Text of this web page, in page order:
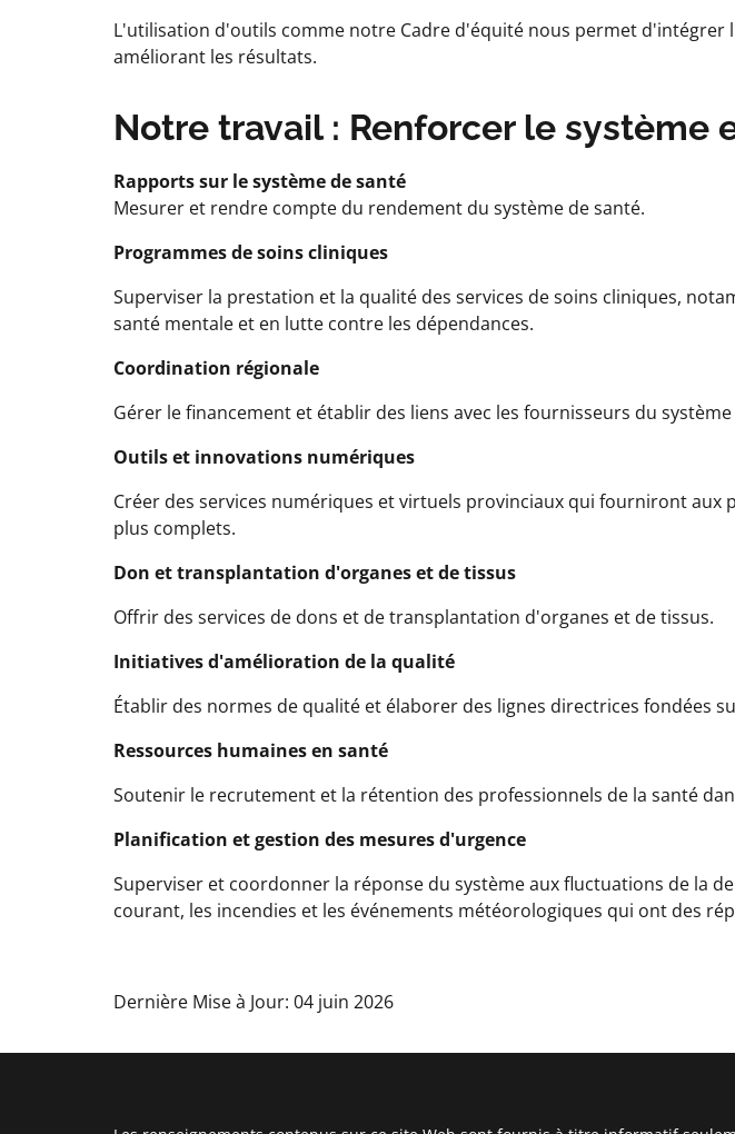
L'utilisation d'outils comme notre Cadre d'équité nous permet
améliorant les résultats.
Notre travail : Renforcer le système
Rapports sur le système de santé
Mesurer et rendre compte du rendement du système de santé.
Programmes de soins cliniques
Superviser la prestation et la qualité des services de soins cliniques,
santé mentale et en lutte contre les dépendances.
Coordination régionale
Gérer le financement et établir des liens avec les fournisseurs du
Outils et innovations numériques
Créer des services numériques et virtuels provinciaux qui fourniront
plus complets.
Don et transplantation d'organes et de tissus
Offrir des services de dons et de transplantation d'organes et de tissus.
Initiatives d'amélioration de la qualité
Établir des normes de qualité et élaborer des lignes directrices fondées
Ressources humaines en santé
Soutenir le recrutement et la rétention des professionnels de la santé
Planification et gestion des mesures d'urgence
Superviser et coordonner la réponse du système aux fluctuations de la
courant, les incendies et les événements météorologiques qui ont des
Dernière Mise à Jour: 04 juin 2026